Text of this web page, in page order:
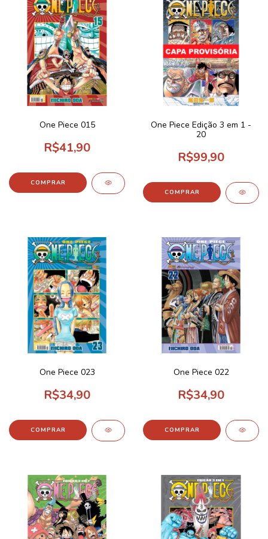
One Piece 015
R$41,90
One Piece Edição 3 em 1 -
20
R$99,90
One Piece 023
R$34,90
One Piece 022
R$34,90